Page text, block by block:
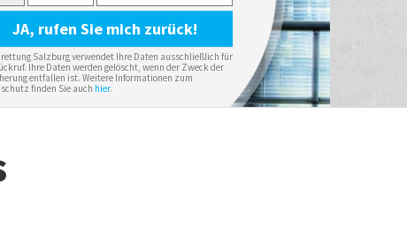
Salzburg verwendet Ihre Daten ausschließlich für
Ihre Daten werden gelöscht, wenn der Zweck der
entfallen ist. Weitere Informationen zum
finden Sie auch hier.